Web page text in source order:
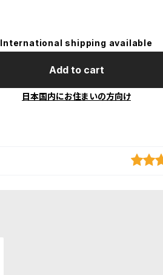
International shipping available
Add to cart
日本国内にお住まいの方向け